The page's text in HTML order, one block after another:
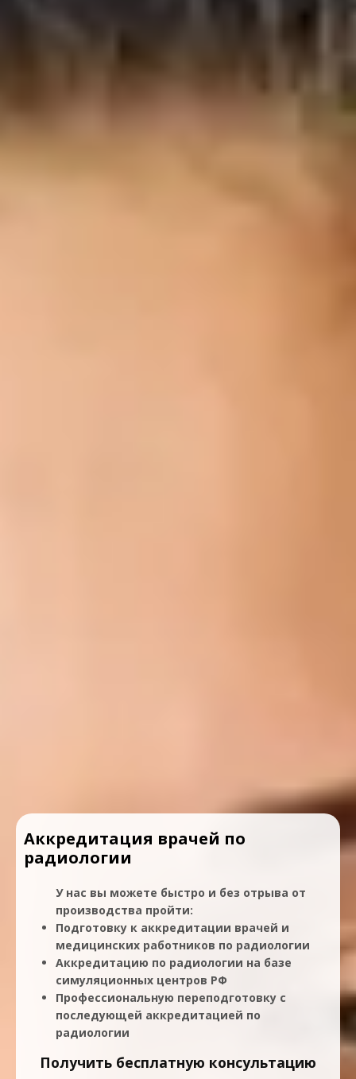
Аккредитация врачей по
радиологии
У нас вы можете быстро и без отрыва от
производства пройти:
Подготовку к аккредитации врачей и
медицинских работников по радиологии
Аккредитацию по радиологии на базе
симуляционных центров РФ
Профессиональную переподготовку с
последующей аккредитацией по
радиологии
Получить бесплатную консультацию